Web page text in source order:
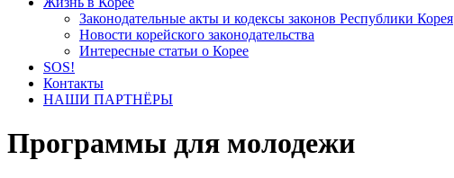
Законодательные акты и кодексы законов Республики Корея
Новости корейского законодательства
Интересные статьи о Корее
SOS!
Контакты
НАШИ ПАРТНЁРЫ
Программы для молодежи